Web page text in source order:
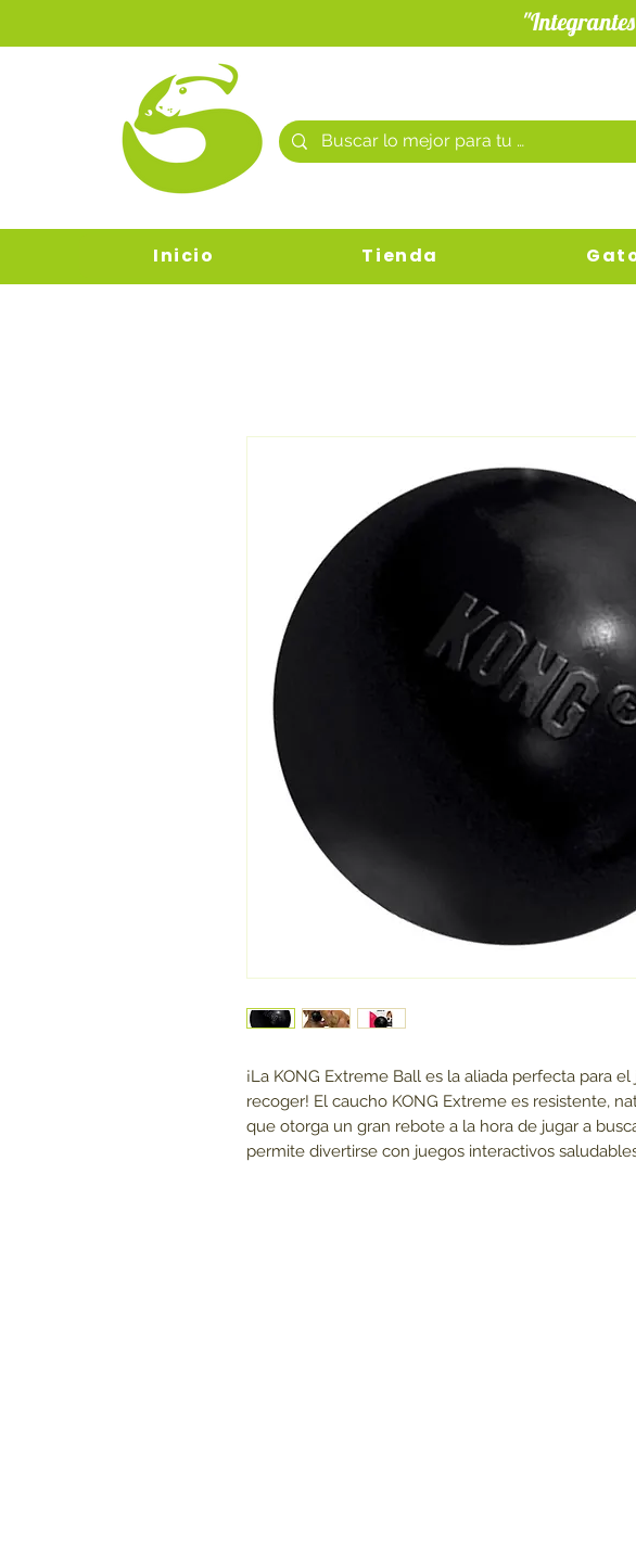
Inicio Tienda
¡La KONG Extreme Ball es la aliada perfecta para
recoger! El caucho KONG Extreme es resistente,
que otorga un gran rebote a la hora de jugar a
permite divertirse con juegos interactivos